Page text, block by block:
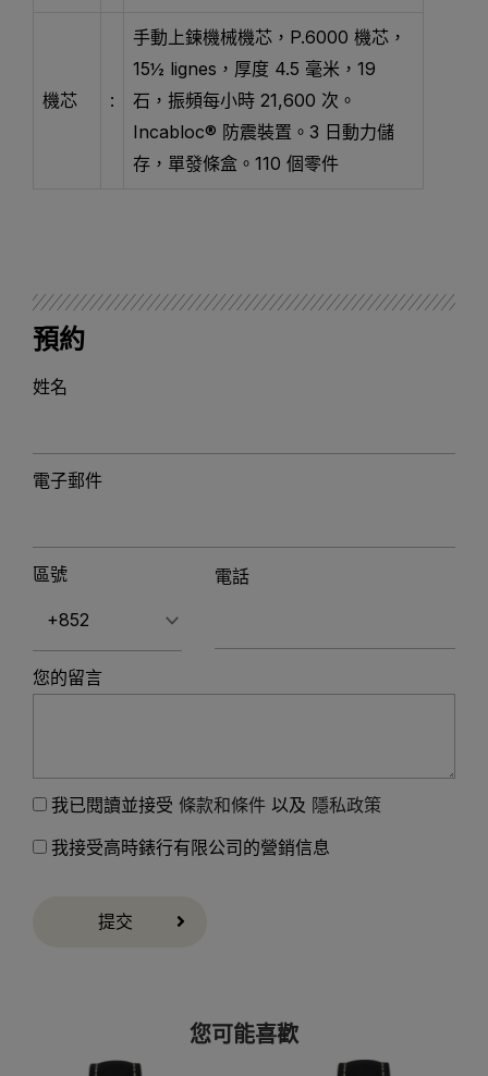
機芯 :
手動上鍊機械機芯，P.6000 機芯，
15½ lignes，厚度 4.5 毫米，19
石，振頻每小時 21,600 次。
Incabloc® 防震裝置。3 日動力儲
存，單發條盒。110 個零件
預約
姓名
電子郵件
區號 電話
您的留言
我已閱讀並接受 條款和條件 以及 隱私政策
我接受高時錶行有限公司的營銷信息
提交
您可能喜歡